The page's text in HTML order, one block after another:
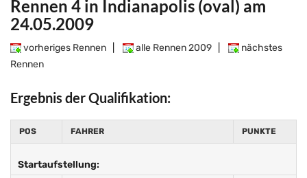
Rennen 4 in Indianapolis (oval) am
24.05.2009
vorheriges Rennen alle Rennen 2009
nächstes
Rennen
Ergebnis der Qualifikation:
POS FAHRER PUNKTE
Startaufstellung: